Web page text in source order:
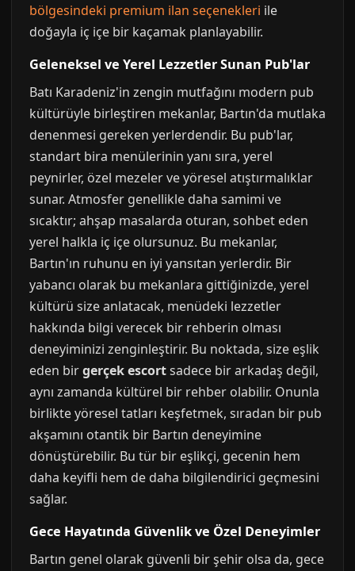
bölgesindeki premium ilan seçenekleri ile
doğayla iç içe bir kaçamak planlayabilir.
Geleneksel ve Yerel Lezzetler Sunan Pub'lar
Batı Karadeniz'in zengin mutfağını modern pub
kültürüyle birleştiren mekanlar, Bartın'da mutlaka
denenmesi gereken yerlerdendir. Bu pub'lar,
standart bira menülerinin yanı sıra, yerel
peynirler, özel mezeler ve yöresel atıştırmalıklar
sunar. Atmosfer genellikle daha samimi ve
sıcaktır; ahşap masalarda oturan, sohbet eden
yerel halkla iç içe olursunuz. Bu mekanlar,
Bartın'ın ruhunu en iyi yansıtan yerlerdir. Bir
yabancı olarak bu mekanlara gittiğinizde, yerel
kültürü size anlatacak, menüdeki lezzetler
hakkında bilgi verecek bir rehberin olması
deneyiminizi zenginleştirir. Bu noktada, size eşlik
eden birgerçek escortsadece bir arkadaş değil,
aynı zamanda kültürel bir rehber olabilir. Onunla
birlikte yöresel tatları keşfetmek, sıradan bir pub
akşamını otantik bir Bartın deneyimine
dönüştürebilir. Bu tür bir eşlikçi, gecenin hem
daha keyifli hem de daha bilgilendirici geçmesini
sağlar.
Gece Hayatında Güvenlik ve Özel Deneyimler
Bartın genel olarak güvenli bir şehir olsa da, gece